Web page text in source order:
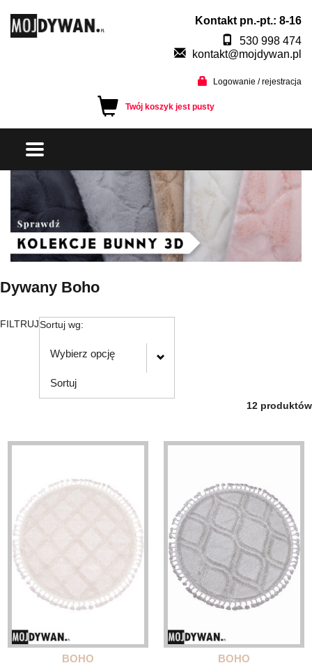
Kontakt pn.-pt.: 8-16
530 998 474
kontakt@mojdywan.pl
Logowanie / rejestracja
Twój koszyk jest pusty
Dywany Boho
FILTRUJSortuj wg:
Wybierz opcję
Sortuj
12 produktów
BOHO BOHO